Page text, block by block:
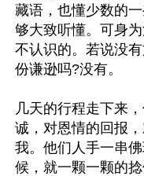
藏语，也懂少数的
够大致听懂。可身
不认识的。若说没
份谦逊吗?没有。
几天的行程走下来
诚，对恩情的回报
我。他们人手一串
候，就一颗一颗的